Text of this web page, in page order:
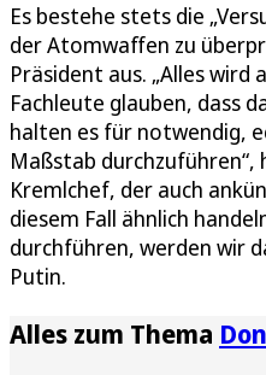
Es bestehe stets die
der Atomwaffen zu
Präsident aus. „Alles
Fachleute glauben, dass
halten es für notwendig,
Maßstab durchzuführen“,
Kremlchef, der auch
diesem Fall ähnlich
durchführen, werden wir
Putin.
Alles zum Thema